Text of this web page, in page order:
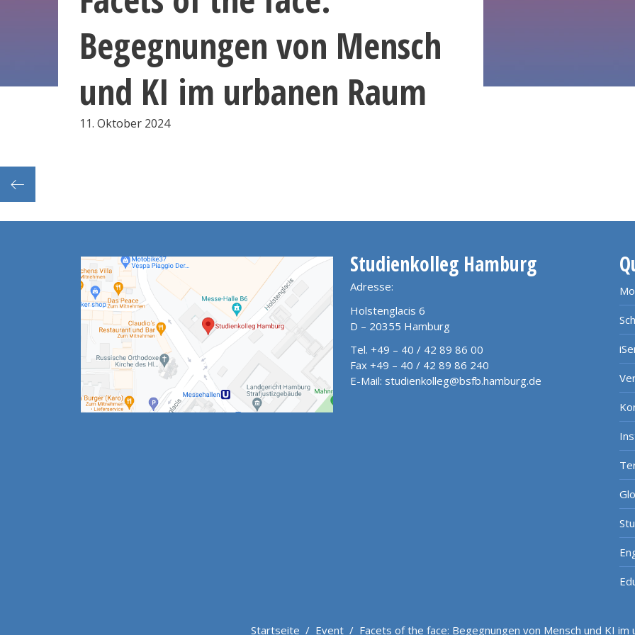
Begegnungen von Mensch
und KI im urbanen Raum
11. Oktober 2024
Studienkolleg Hamburg
Adresse:
Holstenglacis 6
D – 20355 Hamburg
Tel. +49 – 40 / 42 89 86 00
Fax +49 – 40 / 42 89 86 240
E-Mail: studienkolleg@bsfb.hamburg.de
Startseite / Event/ Facets of the face: Begegnungen von Mensch und KI im